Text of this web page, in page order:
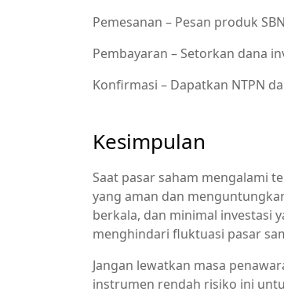
Pemesanan – Pesan produk
Pembayaran – Setorkan dana
Konfirmasi – Dapatkan NTPN
Kesimpulan
Saat pasar saham mengalami
yang aman dan
berkala, dan minimal investasi
menghindari fluktuasi pasar
Jangan lewatkan masa
instrumen rendah risiko ini